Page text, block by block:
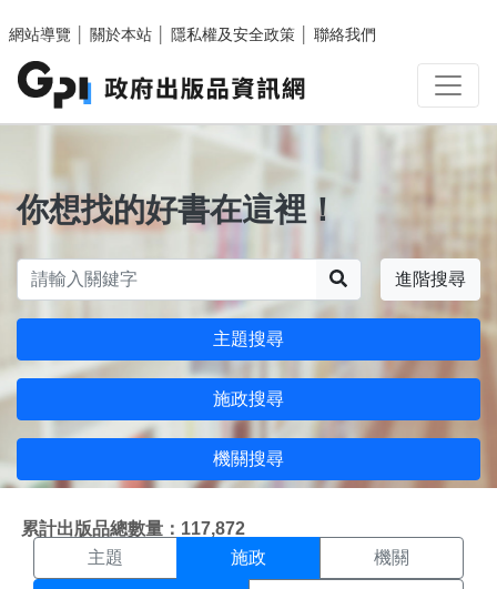
網站導覽
關於本站 隱私權及安全政策 聯絡我們
你想找的好書在這裡！
進階搜尋
主題搜尋
施政搜尋
機關搜尋
累計出版品總數量：117,872
施政搜尋結果頁面
主題 施政 機關